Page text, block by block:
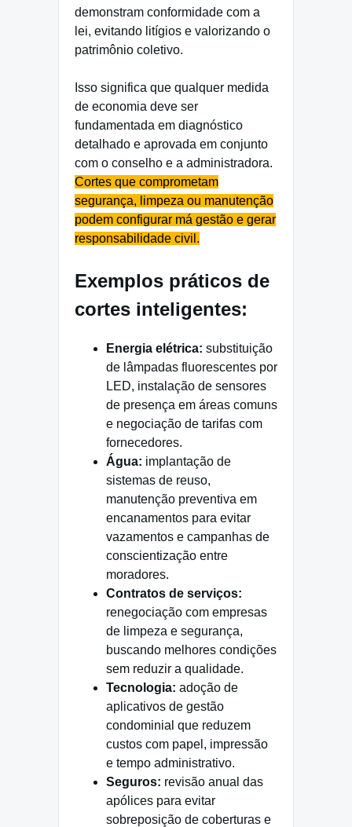
demonstram conformidade com a
lei, evitando litígios e valorizando o
patrimônio coletivo.
Isso significa que qualquer medida
de economia deve ser
fundamentada em diagnóstico
detalhado e aprovada em conjunto
com o conselho e a administradora.
Cortes que comprometam
segurança, limpeza ou manutenção
podem configurar má gestão e gerar
responsabilidade civil.
Exemplos práticos de
cortes inteligentes:
Energia elétrica: substituição
de lâmpadas fluorescentes por
LED, instalação de sensores
de presença em áreas comuns
e negociação de tarifas com
fornecedores.
Água: implantação de
sistemas de reuso,
manutenção preventiva em
encanamentos para evitar
vazamentos e campanhas de
conscientização entre
moradores.
Contratos de serviços:
renegociação com empresas
de limpeza e segurança,
buscando melhores condições
sem reduzir a qualidade.
Tecnologia: adoção de
aplicativos de gestão
condominial que reduzem
custos com papel, impressão
e tempo administrativo.
Seguros: revisão anual das
apólices para evitar
sobreposição de coberturas e